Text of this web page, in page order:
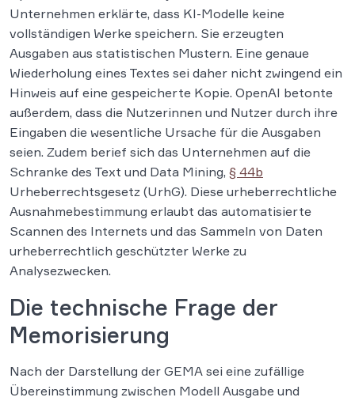
Unternehmen erklärte, dass KI-Modelle keine
vollständigen Werke speichern. Sie erzeugten
Ausgaben aus statistischen Mustern. Eine genaue
Wiederholung eines Textes sei daher nicht zwingend ein
Hinweis auf eine gespeicherte Kopie. OpenAI betonte
außerdem, dass die Nutzerinnen und Nutzer durch ihre
Eingaben die wesentliche Ursache für die Ausgaben
seien. Zudem berief sich das Unternehmen auf die
Schranke des Text und Data Mining, § 44b
Urheberrechtsgesetz (UrhG). Diese urheberrechtliche
Ausnahmebestimmung erlaubt das automatisierte
Scannen des Internets und das Sammeln von Daten
urheberrechtlich geschützter Werke zu
Analysezwecken.
Die technische Frage der
Memorisierung
Nach der Darstellung der GEMA sei eine zufällige
Übereinstimmung zwischen Modell Ausgabe und